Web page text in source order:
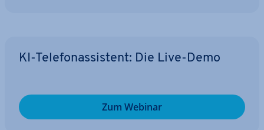
KI-Te­le­fon­as­sis­tent: Die Live-Demo
Zum Webinar